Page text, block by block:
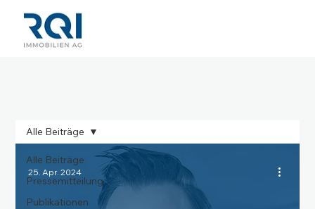
Alle Beiträge
Pressemitteilung
Publikationen
Alle Beiträge
25. Apr. 2024